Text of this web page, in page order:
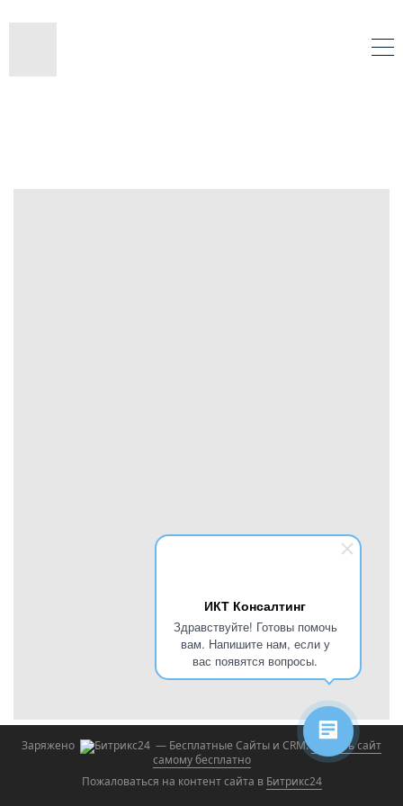
ИКТ Консалтинг
Здравствуйте! Готовы помочь
вам. Напишите нам, если у
вас появятся вопросы.
Заряжено — Бесплатные Сайты и CRM. Создать сайт
самому бесплатно
Пожаловаться на контент cайта в Битрикс24